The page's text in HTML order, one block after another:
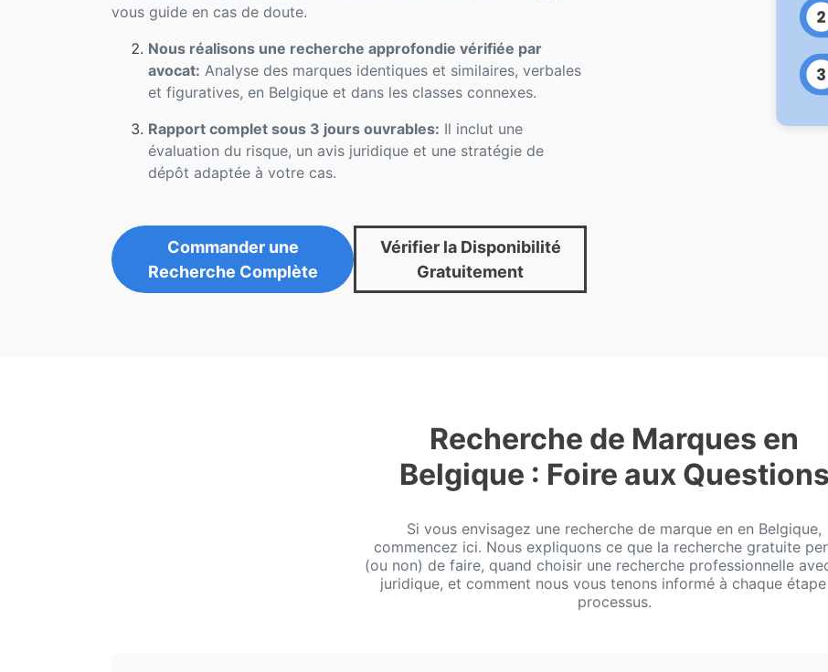
vous guide en cas de doute.
Nous réalisons une recherche approfondie vérifiée par
avocat: Analyse des marques identiques et similaires, verbales
et figuratives, en Belgique et dans les classes connexes.
Rapport complet sous 3 jours ouvrables: Il inclut une
évaluation du risque, un avis juridique et une stratégie de
dépôt adaptée à votre cas.
Commander une
Recherche Complète
Vérifier la Disponibilité
Gratuitement
Recherche de Marques en
Belgique : Foire aux Questions
Si vous envisagez une recherche de marque en en Belgique,
commencez ici. Nous expliquons ce que la recherche gratuite
(ou non) de faire, quand choisir une recherche professionnelle
juridique, et comment nous vous tenons informé à chaque
processus.